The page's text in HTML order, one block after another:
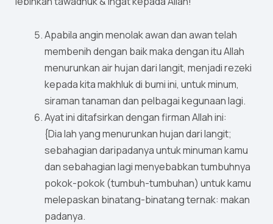
Apabila angin menolak awan dan awan telah
membenih dengan baik maka dengan itu Allah
menurunkan air hujan dari langit, menjadi rezeki
kepada kita makhluk di bumi ini, untuk minum,
siraman tanaman dan pelbagai kegunaan lagi.
Ayat ini ditafsirkan dengan firman Allah ini:
{Dia lah yang menurunkan hujan dari langit;
sebahagian daripadanya untuk minuman kamu
dan sebahagian lagi menyebabkan tumbuhnya
pokok-pokok (tumbuh-tumbuhan) untuk kamu
melepaskan binatang-binatang ternak: makan
padanya.